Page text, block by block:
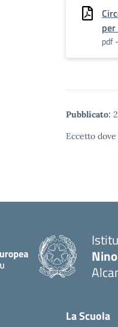
pdf
Pubblicato:
Eccetto
La Scuola